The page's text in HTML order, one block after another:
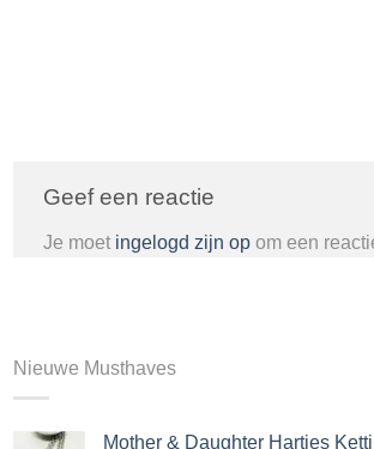
Geef een reactie
Je moet ingelogd zijn op om een
Nieuwe Musthaves
Mother & Daughter Hartjes